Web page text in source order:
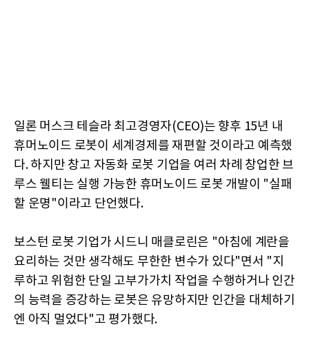
일론 머스크 테슬라 최고경영자(CEO)는 향후 15년 내
휴머노이드 로봇이 세계경제를 재편할 것이라고 예측했
다. 하지만 창고 자동화 로봇 기업을 여러 차례 창업한 브
루스 웰티는 실행 가능한 휴머노이드 로봇 개발이 "실패
할 운명"이라고 단언했다.
보스턴 로봇 기업가 시드니 매클로린은 "아침에 계란을
요리하는 것만 생각해도 무한한 변수가 있다"면서 "지
루하고 위험한 단일 고부가가치 작업을 수행하거나 인간
의 능력을 증강하는 로봇은 유망하지만 인간을 대체하기
엔 아직 멀었다"고 평가했다.